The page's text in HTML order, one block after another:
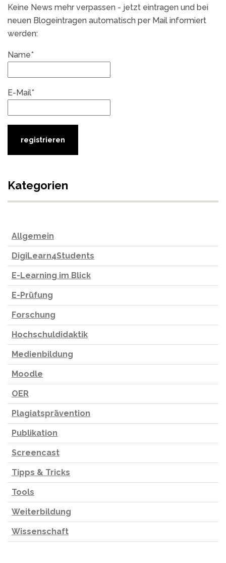
Keine News mehr verpassen - jetzt eintragen und bei
neuen Blogeintragen automatisch per Mail informiert
werden:
Name*
E-Mail*
Kategorien
Allgemein
DigiLearn4Students
E-Learning im Blick
E-Prüfung
Forschung
Hochschuldidaktik
Medienbildung
Moodle
OER
Plagiatsprävention
Publikation
Screencast
Tipps & Tricks
Tools
Weiterbildung
Wissenschaft